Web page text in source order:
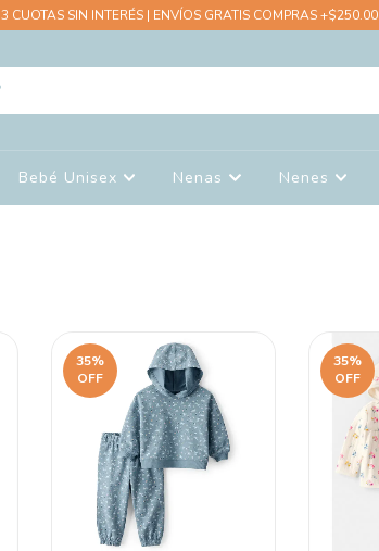
3 CUOTAS SIN INTERÉS | ENVÍOS GRATIS COMPRAS +$250.00
Bebé Unisex Nenas Nenes
35%
OFF
35%
OFF